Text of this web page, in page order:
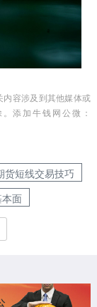
内容涉及到其他媒体或
添加牛钱网公微：
货短线交易技巧
面